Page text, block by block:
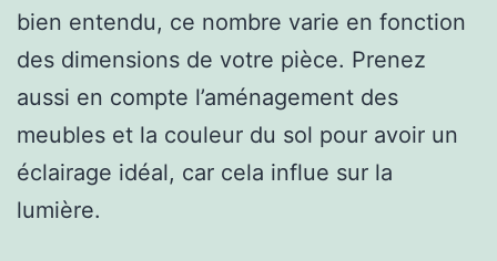
bien entendu, ce nombre varie en fonction
des dimensions de votre pièce. Prenez
aussi en compte l’aménagement des
meubles et la couleur du sol pour avoir un
éclairage idéal, car cela influe sur la
lumière.